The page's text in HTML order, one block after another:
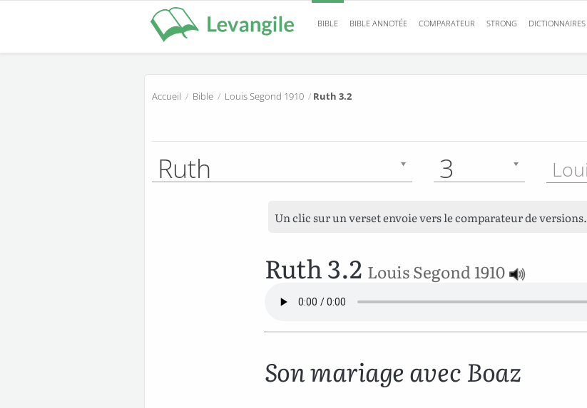
BIBLE BIBLE ANNOTÉE COMPARATEUR STRONG DICTIONNAIRES
Accueil / Bible / Louis Segond 1910 / Ruth 3.2
Ruth 3
Un clic sur un verset envoie vers le comparateur de versions.
Ruth 3.2 Louis Segond 1910
Son mariage avec Boaz